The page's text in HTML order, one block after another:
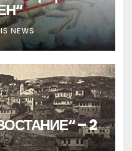
NEWS
– 2